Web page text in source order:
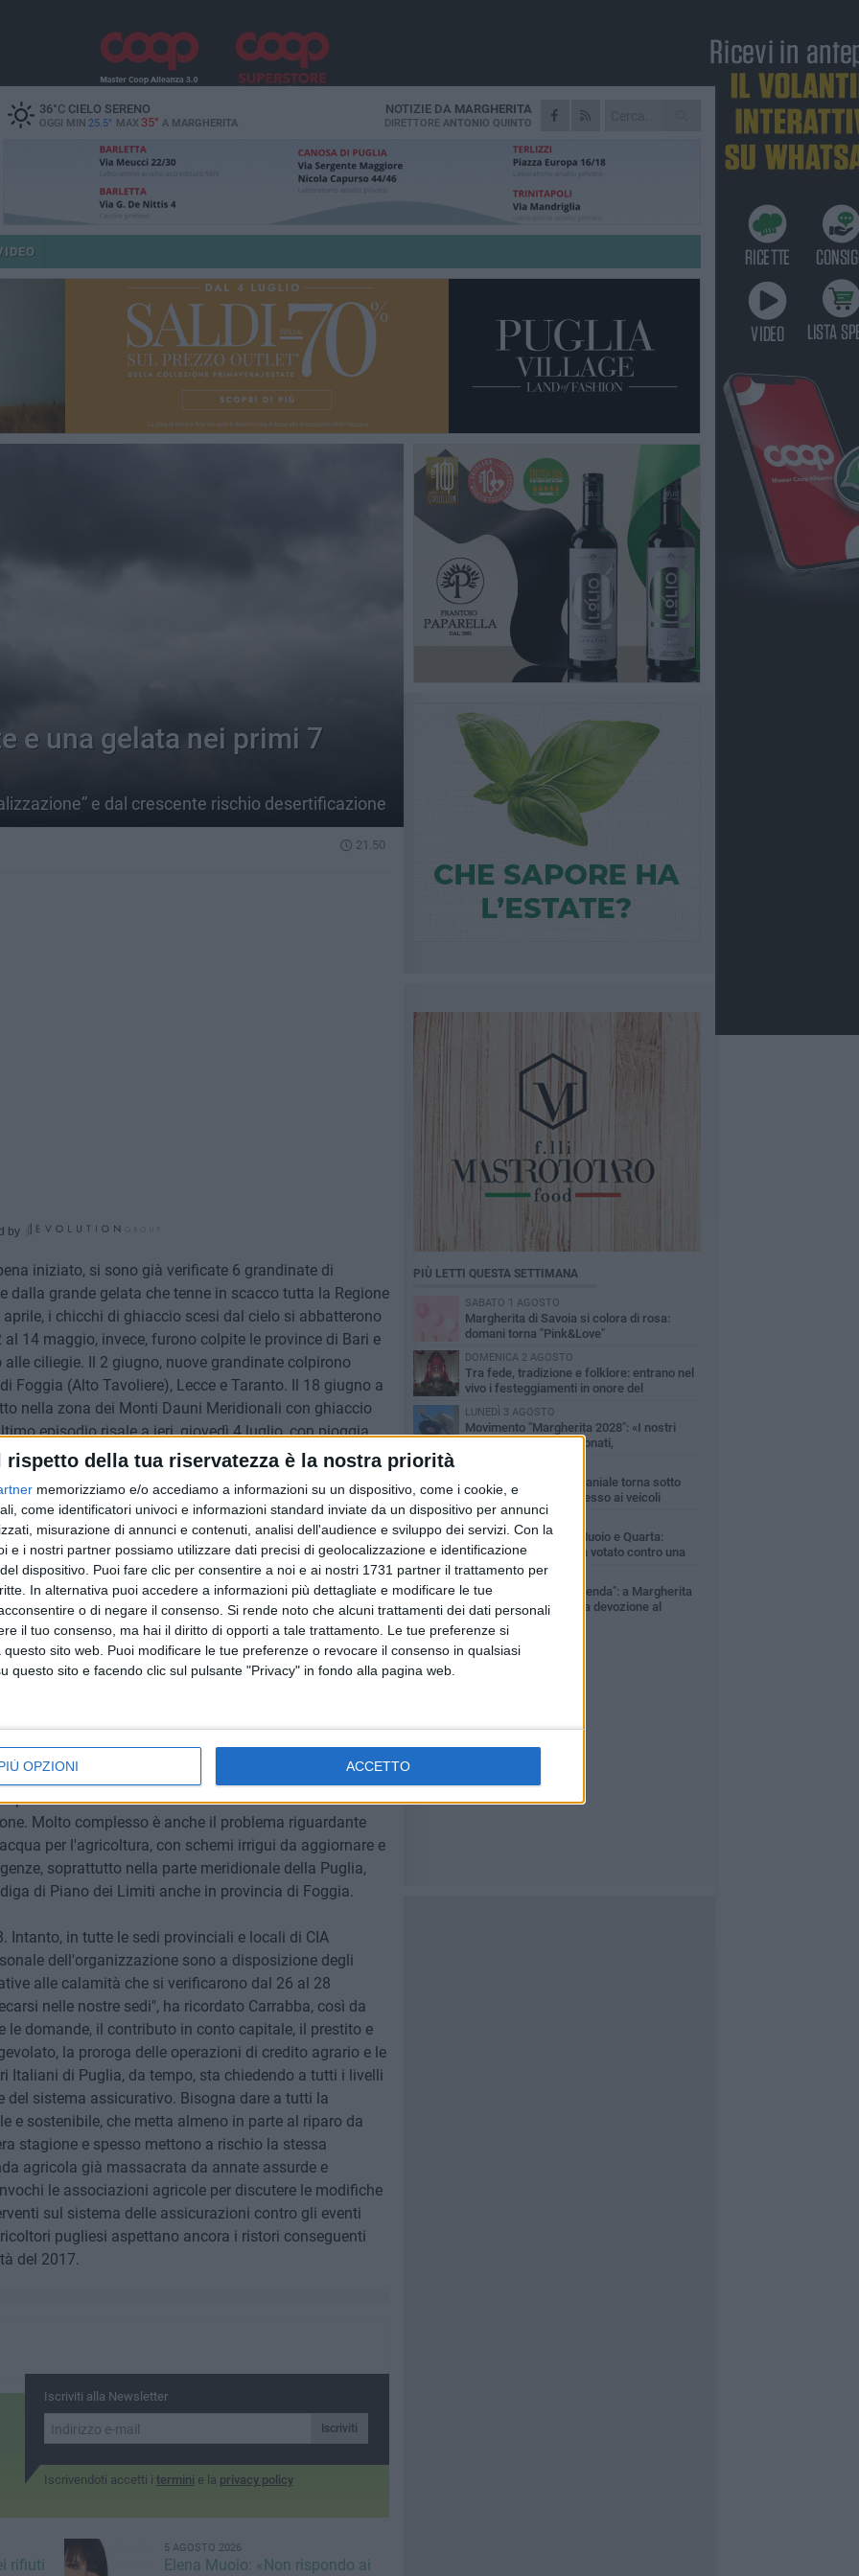
rispetto della tua riservatezza è la nostra priorità
memorizziamo e/o accediamo a informazioni su un dispositivo, come i cookie, e
come identificatori univoci e informazioni standard inviate da un dispositivo per annunci
misurazione di annunci e contenuti, analisi dell'audience e sviluppo dei servizi. Con la
e i nostri partner possiamo utilizzare dati precisi di geolocalizzazione e identificazione
dispositivo. Puoi fare clic per consentire a noi e ai nostri 1731 partner il trattamento per
In alternativa puoi accedere a informazioni più dettagliate e modificare le tue
o di negare il consenso. Si rende noto che alcuni trattamenti dei dati personali
il tuo consenso, ma hai il diritto di opporti a tale trattamento. Le tue preferenze si
sito web. Puoi modificare le tue preferenze o revocare il consenso in qualsiasi
questo sito e facendo clic sul pulsante "Privacy" in fondo alla pagina web.
OPZIONI ACCETTO
36°CCIELO SERENO
OGGI MIN 25.5° MAX 35° A MARGHERITA
NOTIZIE DA MARGHERITA
DIRETTORE ANTONIO QUINTO
e una gelata nei primi 7
e dal crescente rischio desertificazione
21.50
by
iniziato, si sono già verificate 6 grandinate di
dalla grande gelata che tenne in scacco tutta la Regione
i chicchi di ghiaccio scesi dal cielo si abbatterono
14 maggio, invece, furono colpite le province di Bari e
ciliegie. Il 2 giugno, nuove grandinate colpirono
Foggia (Alto Tavoliere), Lecce e Taranto. Il 18 giugno a
nella zona dei Monti Dauni Meridionali con ghiaccio
episodio risale a ieri, giovedì 4 luglio, con pioggia
Ascoli Satriano e Manfredonia in provincia di
dalle grandinate anche la provincia di Taranto.
calamitosi, ormai, hanno una cadenza più costante
verificano a distanza più ravvicinata l'uno dall'altro",
regionale di CIA Agricoltori Italiani di Puglia. "Un
durano di più e sono più devastanti: i chicchi
i campi con un effetto neve che impressiona", ha
che i danni all'agricoltura sono sempre più
maggiormente è quello di un cambiamento
piuttosto evidente e ormai consolidata sulla Puglia:
e devastanti "stagioni delle piogge" che
rappresentano un pericolo per le
produttivi di un'intera annata. Studi autorevoli hanno
Molto complesso è anche il problema riguardante
per l'agricoltura, con schemi irrigui da aggiornare e
soprattutto nella parte meridionale della Puglia,
di Piano dei Limiti anche in provincia di Foggia.
Intanto, in tutte le sedi provinciali e locali di CIA
dell'organizzazione sono a disposizione degli
alle calamità che si verificarono dal 26 al 28
nelle nostre sedi", ha ricordato Carrabba, così da
le domande, il contributo in conto capitale, il prestito e
la proroga delle operazioni di credito agrario e le
Italiani di Puglia, da tempo, sta chiedendo a tutti i livelli
sistema assicurativo. Bisogna dare a tutti la
e sostenibile, che metta almeno in parte al riparo da
stagione e spesso mettono a rischio la stessa
agricola già massacrata da annate assurde e
le associazioni agricole per discutere le modifiche
sul sistema delle assicurazioni contro gli eventi
pugliesi aspettano ancora i ristori conseguenti
del 2017.
Iscriviti alla Newsletter
Iscriviti
Iscrivendoti accetti i termini e la privacy policy
rifiuti
5 AGOSTO 2026
Elena Muoio: «Non rispondo ai
PIÙ LETTI QUESTA SETTIMANA
SABATO 1 AGOSTO
Margherita di Savoia si colora di rosa:
domani torna "Pink&Love"
DOMENICA 2 AGOSTO
Tra fede, tradizione e folklore: entrano nel
vivo i festeggiamenti in onore del
Santissimo Salvatore
LUNEDÌ 3 AGOSTO
Movimento "Margherita 2028": «I nostri
commercianti abbandonati,
l'amministrazione Lodispoto affossa la città»
Zona Orno, l’area demaniale torna sotto
controllo: vietato l’accesso ai veicoli
DOMENICA 2 AGOSTO
Consiglio comunale, Muoio e Quarta:
«L’intera minoranza ha votato contro una
delibera che aumenta la TARI»
VENERDÌ 31 LUGLIO
"Come nasce una leggenda": a Margherita
di Savoia va in scena la devozione al
Santissimo Salvatore